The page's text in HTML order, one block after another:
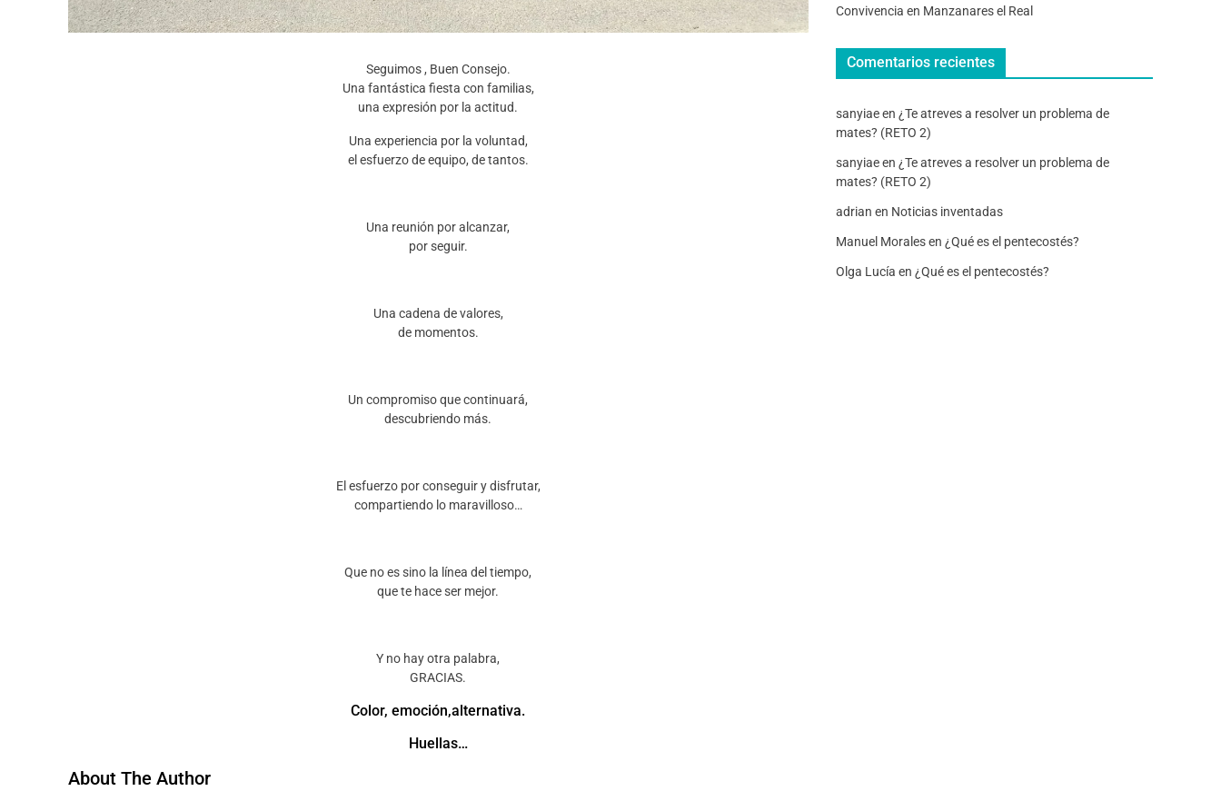
Seguimos , Buen Consejo.
Una fantástica fiesta con familias,
una expresión por la actitud.
Una experiencia por la voluntad,
el esfuerzo de equipo, de tantos.
Una reunión por alcanzar,
por seguir.
Una cadena de valores,
de momentos.
Un compromiso que continuará,
descubriendo más.
El esfuerzo por conseguir y disfrutar,
compartiendo lo maravilloso…
Que no es sino la línea del tiempo,
que te hace ser mejor.
Y no hay otra palabra,
GRACIAS.
Color, emoción,alternativa.
Huellas…
About The Author
Convivencia en Manzanares el Real
Comentarios recientes
sanyiaeen ¿Te atreves a resolver un problema de
mates? (RETO 2)
sanyiaeen ¿Te atreves a resolver un problema de
mates? (RETO 2)
adrian en Noticias inventadas
Manuel Moralesen ¿Qué es el pentecostés?
Olga Lucía en ¿Qué es el pentecostés?